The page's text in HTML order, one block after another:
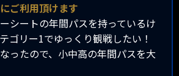
ご利用頂けます
シートの年間パスを持っているけ
ゴリー1でゆっくり観戦したい！
ったので、小中高の年間パスを大